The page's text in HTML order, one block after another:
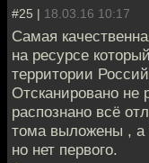
#25 | 18.03.16 10:17
Самая
на ресурсе
территории
Отсканировано не
распознано всё
тома выложены , а
но нет первого.